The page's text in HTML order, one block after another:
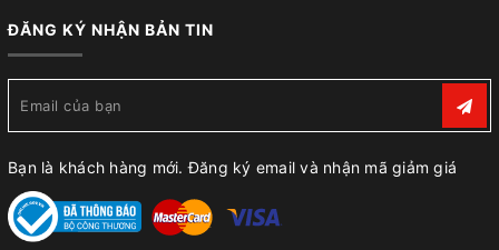
ĐĂNG KÝ NHẬN BẢN TIN
Bạn là khách hàng mới. Đăng ký email và nhận mã giảm giá